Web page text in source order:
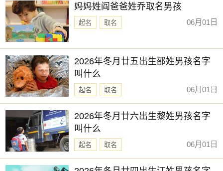
妈妈姓阎爸爸姓乔取名男孩
起名 取名 06月01日
2026年冬月廿五出生邵姓男孩名字
叫什么
起名 取名 06月01日
2026年冬月廿六出生黎姓男孩名字
叫什么
起名 取名 06月01日